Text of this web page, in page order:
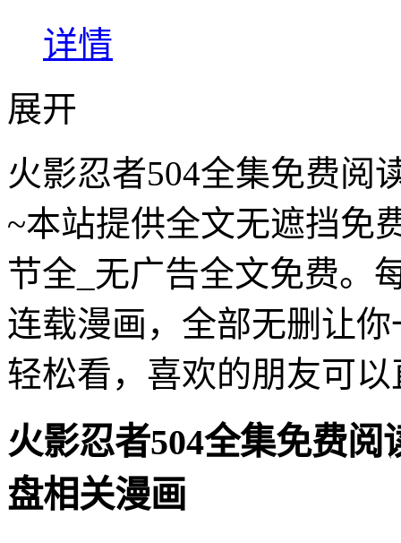
详情
展开
火影忍者504全集免费阅
~本站提供全文无遮挡免
节全_无广告全文免费。
连载漫画，全部无删让
轻松看，喜欢的朋友可
火影忍者504全集免费阅
盘相关漫画